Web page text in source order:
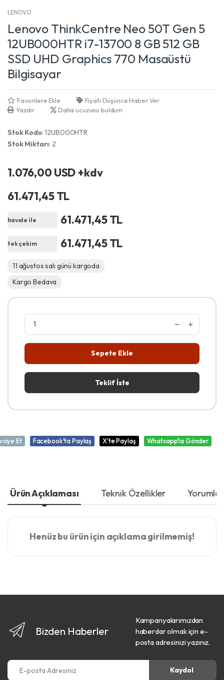
LENOVO
Lenovo ThinkCentre Neo 50T Gen 5
12UB000HTR i7-13700 8 GB 512 GB
SSD UHD Graphics 770 Masaüstü
Bilgisayar
Favorilere Ekle
Fiyatı Düşünce Haber Ver
Yazdır
Daha ucuzunu buldum
Stok Kodu: 12UB000HTR
Stok Miktarı: 2
1.076,00 USD +kdv
61.471,45 TL
havale ile 61.471,45 TL
tek çekim 61.471,45 TL
11 ağustos salı günü kargoda
Kargo Bedava
Sepete Ekle
Teklif İste
Et Facebook'ta Paylaş X'te Paylaş Whatsapp'la Gönder
Ürün Açıklaması Teknik Özellikler Yorumlar
Henüz bu ürün için açıklama girilmemiş!
Bizden Haberler
Kampanyalarımızdan
haberdar olmak için e-
posta adresinizi yazınız.
E-posta Adresiniz
Kaydol